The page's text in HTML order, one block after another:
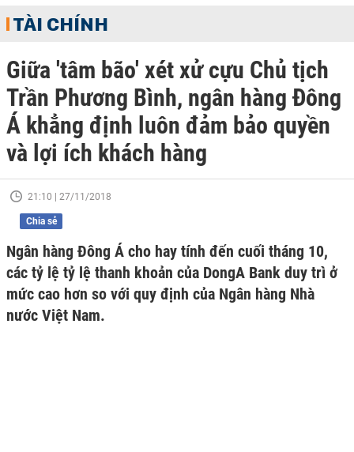
TÀI CHÍNH
Giữa 'tâm bão' xét xử cựu Chủ tịch
Trần Phương Bình, ngân hàng Đông
Á khẳng định luôn đảm bảo quyền
và lợi ích khách hàng
21:10 | 27/11/2018
Chia sẻ
Ngân hàng Đông Á cho hay tính đến cuối tháng 10,
các tỷ lệ tỷ lệ thanh khoản của DongA Bank duy trì ở
mức cao hơn so với quy định của Ngân hàng Nhà
nước Việt Nam.